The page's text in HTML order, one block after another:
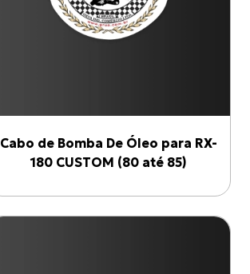
Cabo de Bomba De Óleo para RX-
180 CUSTOM (80 até 85)